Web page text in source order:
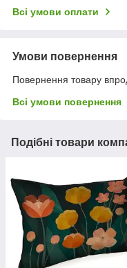
Всі умови оплати
Умови повернення
Повернення товару
Всі умови повернення
Подібні товари